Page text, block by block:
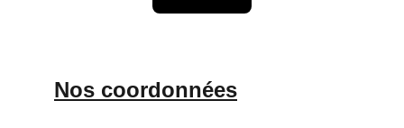
Nos coordonnées